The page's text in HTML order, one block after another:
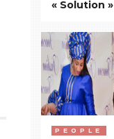
« Solution »
PEOPLE